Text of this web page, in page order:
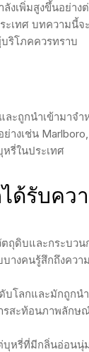
ลังเพิ่มสูงขึ้นอย่า
ะเทศ บทความ
ริโภคควรทราบ
ะถูกนำเข้ามาจ
างเช่น
รี่ในประเทศ
ด้รับคว
ถุดิบและกระบว
างคนรู้สึกถึงคว
โลกและมักถูกน
รสะท้อนภาพลักษ
หรี่ที่มีกลิ่นอ่อนนุ่